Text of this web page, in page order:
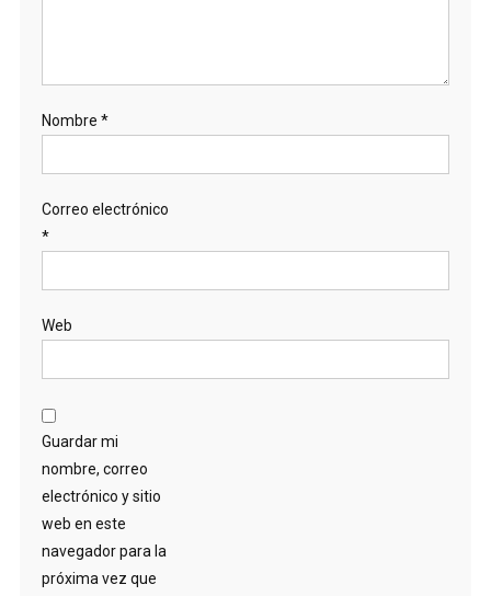
Nombre *
Correo electrónico
*
Web
Guardar mi
nombre, correo
electrónico y sitio
web en este
navegador para la
próxima vez que